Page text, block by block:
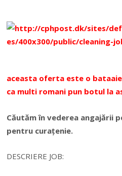
aceasta oferta este o
ca multi romani pun botul la
Căutăm în vederea angajării
pentru curațenie.
DESCRIERE JOB: